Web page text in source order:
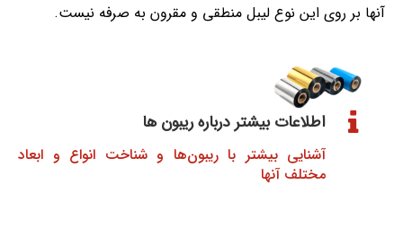
آن‍ها بر روی این نوع لیبل منطقی و مقرون به صرفه نیست.
اطلاعات بیشتر درباره ریبون ها
آشنایی بیشتر با ریبون‌ها و شناخت انواع و ابعاد
مختلف آنها